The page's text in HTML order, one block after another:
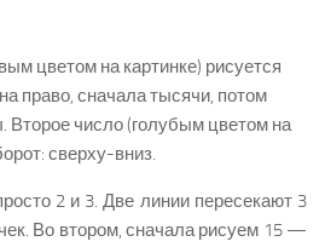
цветом на картинке) рисуется
право, сначала тысячи, потом
Второе число (голубым цветом на
сверху-вниз.
2 и 3. Две линии пересекают 3
Во втором, сначала рисуем 15 —